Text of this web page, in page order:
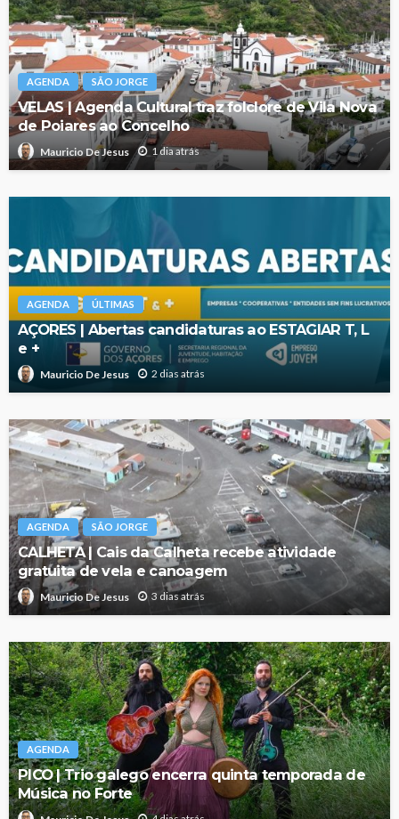
AGENDA SÃO JORGE
VELAS | Agenda Cultural traz folclore de Vila Nova
de Poiares ao Concelho
Mauricio De Jesus 1 dia atrás
AGENDA ÚLTIMAS
AÇORES | Abertas candidaturas ao ESTAGIAR T, L
e +
Mauricio De Jesus 2 dias atrás
AGENDA SÃO JORGE
CALHETA | Cais da Calheta recebe atividade
gratuita de vela e canoagem
Mauricio De Jesus 3 dias atrás
AGENDA
PICO | Trio galego encerra quinta temporada de
Música no Forte